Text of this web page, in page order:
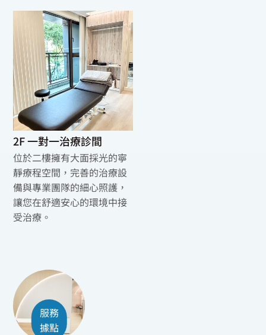
2F 一對一治療診間
位於二樓擁有大面採光的寧
靜療程空間，完善的治療設
備與專業團隊的細心照護，
讓您在舒適安心的環境中接
受治療。
服務
據點